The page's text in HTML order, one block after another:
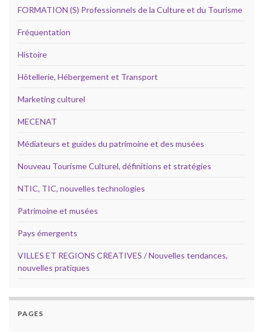
FORMATION (S) Professionnels de la Culture et du Tourisme
Fréquentation
Histoire
Hôtellerie, Hébergement et Transport
Marketing culturel
MECENAT
Médiateurs et guides du patrimoine et des musées
Nouveau Tourisme Culturel, définitions et stratégies
NTIC, TIC, nouvelles technologies
Patrimoine et musées
Pays émergents
VILLES ET REGIONS CREATIVES / Nouvelles tendances,
nouvelles pratiques
PAGES